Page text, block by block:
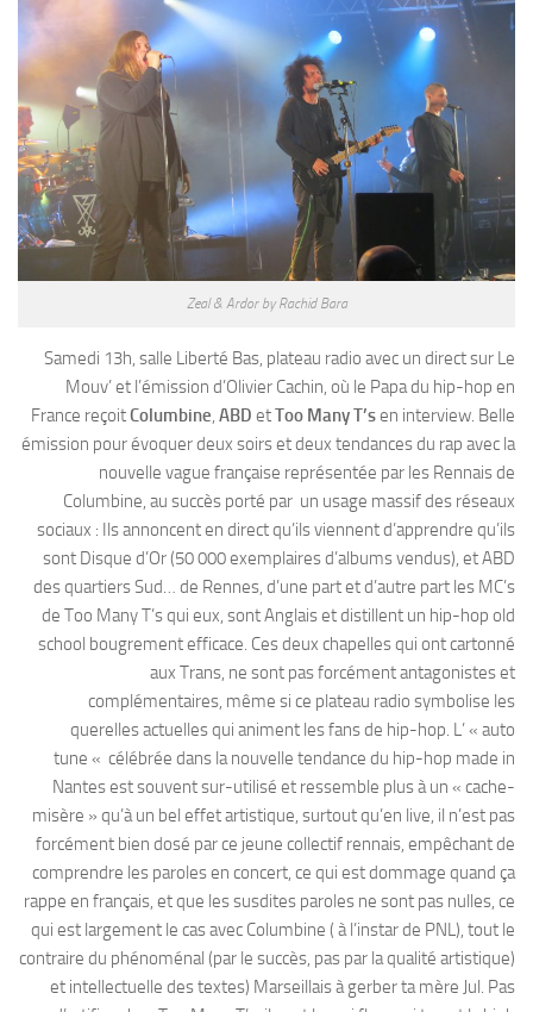
Zeal & Ardor by Rachid Bara
Samedi 13h, salle Liberté Bas, plateau radio avec un direct sur Le
Mouv’ et l’émission d’Olivier Cachin, où le Papa du hip-hop en
France reçoitColumbine, ABD etToo Many T’sen interview. Belle
émission pour évoquer deux soirs et deux tendances du rap avec la
nouvelle vague française représentée par les Rennais de
Columbine, au succès porté par un usage massif des réseaux
sociaux : Ils annoncent en direct qu’ils viennent d’apprendre qu’ils
sont Disque d’Or (50 000 exemplaires d’albums vendus), et ABD
des quartiers Sud… de Rennes, d’une part et d’autre part les MC’s
de Too Many T’s qui eux, sont Anglais et distillent un hip-hop old
school bougrement efficace. Ces deux chapelles qui ont cartonné
aux Trans, ne sont pas forcément antagonistes et
complémentaires, même si ce plateau radio symbolise les
querelles actuelles qui animent les fans de hip-hop. L’ « auto
tune « célébrée dans la nouvelle tendance du hip-hop made in
Nantes est souvent sur-utilisé et ressemble plus à un « cache-
misère » qu’à un bel effet artistique, surtout qu’en live, il n’est pas
forcément bien dosé par ce jeune collectif rennais, empêchant de
comprendre les paroles en concert, ce qui est dommage quand ça
rappe en français, et que les susdites paroles ne sont pas nulles, ce
qui est largement le cas avec Columbine ( à l’instar de PNL), tout le
contraire du phénoménal (par le succès, pas par la qualité artistique)
et intellectuelle des textes) Marseillais à gerber ta mère Jul. Pas